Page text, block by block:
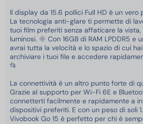
Il display da 15.6 pollici Full HD è un vero
La tecnologia anti-glare ti permette di
tuoi film preferiti senza affaticare la
luminosi. 🌞 Con 16GB di RAM LPDDR5 e
avrai tutta la velocità e lo spazio di cui
archiviare i tuoi file e accedere
📂
La connettività è un altro punto forte di
Grazie al supporto per Wi-Fi 6E e
connetterti facilmente e rapidamente a
dispositivi preferiti. E con un peso di soli
Vivobook Go 15 è perfetto per chi è